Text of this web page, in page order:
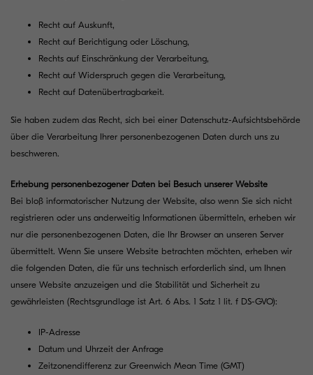
Recht auf Auskunft,
Recht auf Berichtigung oder Löschung,
Rechts auf Einschränkung der Verarbeitung,
Recht auf Widerspruch gegen die Verarbeitung,
Recht auf Datenübertragbarkeit.
Sie haben zudem das Recht, sich bei einer Datenschutz-Aufsichtsbehörde
über die Verarbeitung Ihrer personenbezogenen Daten durch uns zu
beschweren.
Erhebung personenbezogener Daten bei Besuch unserer Website
Bei bloß informatorischer Nutzung der Website, also wenn Sie sich nicht
registrieren oder uns anderweitig Informationen übermitteln, erheben wir
nur die personenbezogenen Daten, die Ihr Browser an unseren Server
übermittelt. Wenn Sie unsere Website betrachten möchten, erheben wir
die folgenden Daten, die für uns technisch erforderlich sind, um Ihnen
unsere Website anzuzeigen und die Stabilität und Sicherheit zu
gewährleisten (Rechtsgrundlage ist Art. 6 Abs. 1 Satz 1 lit. f DS-GVO):
IP-Adresse
Datum und Uhrzeit der Anfrage
Zeitzonendifferenz zur Greenwich Mean Time (GMT)